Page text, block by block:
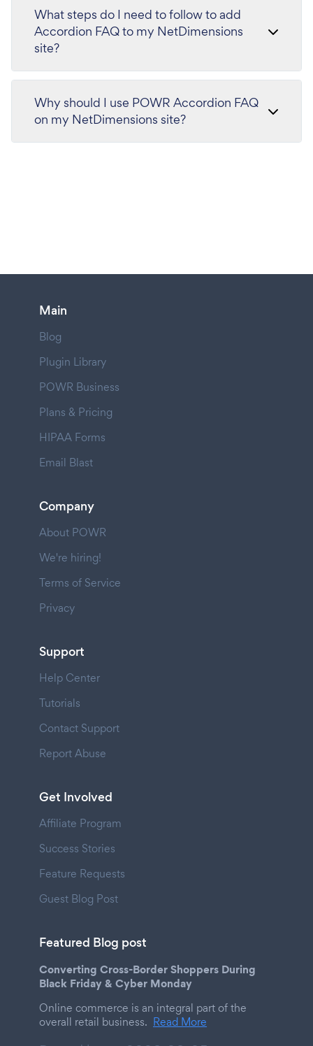
What steps do I need to follow to add
Accordion FAQ to my NetDimensions
site?
Why should I use POWR Accordion FAQ
on my NetDimensions site?
Main
Blog
Plugin Library
POWR Business
Plans & Pricing
HIPAA Forms
Email Blast
Company
About POWR
We're hiring!
Terms of Service
Privacy
Support
Help Center
Tutorials
Contact Support
Report Abuse
Get Involved
Affiliate Program
Success Stories
Feature Requests
Guest Blog Post
Featured Blog post
Converting Cross-Border Shoppers During
Black Friday & Cyber Monday
Online commerce is an integral part of the
overall retail business. Read More